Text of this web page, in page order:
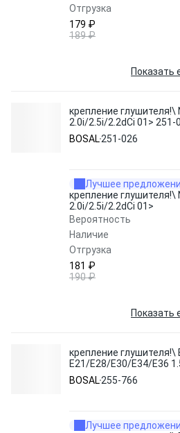
Отгрузка
179 ₽
189 ₽
Показать
крепление глушителя!\
2.0i/2.5i/2.2dCi 01> 251-
BOSAL251-026
Лучшее
крепление глушителя!\
2.0i/2.5i/2.2dCi 01>
Вероятность
Наличие
Отгрузка
181 ₽
190 ₽
Показать
крепление глушителя!\
E21/E28/E30/E34/E36
BOSAL
BOSAL255-766
Лучшее